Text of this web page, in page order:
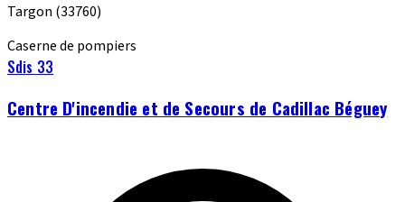
Targon (33760)
Caserne de pompiers
Sdis 33
Centre D'incendie et de Secours de Cadillac Béguey